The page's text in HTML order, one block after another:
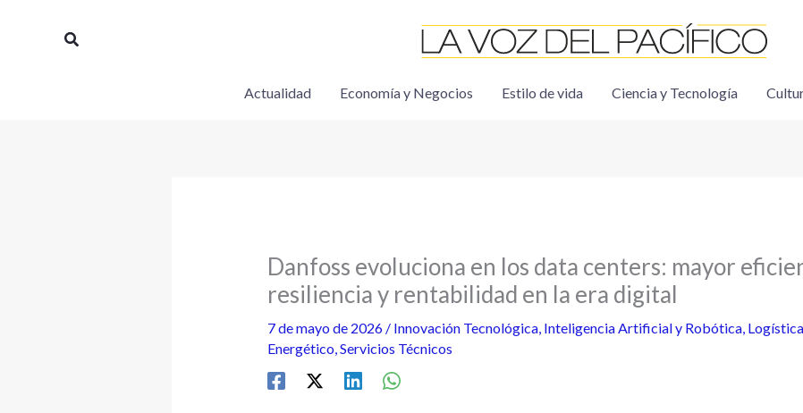
Buscar
Actualidad Economía y Negocios Estilo de vida Ciencia y Tecnología
Danfoss evoluciona en los data centers: mayor
resiliencia y rentabilidad en la era digital
7 de mayo de 2026 / Innovación Tecnológica, Inteligencia Artificial y Robótica, Logística
Energético,Servicios Técnicos